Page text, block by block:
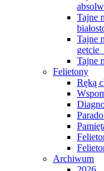
Tajne
Tajne
getcie
Tajne
Felietony
Ręką
Archiwum